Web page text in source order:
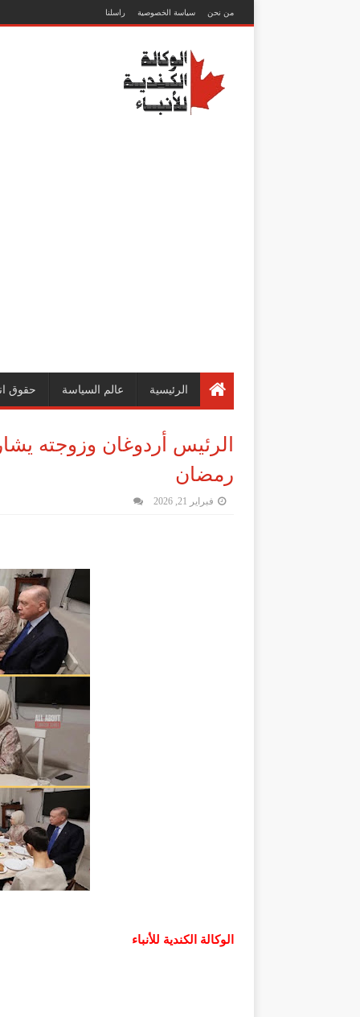
من نحن سياسة الخصوصية راسلنا
الرئيسية عالم السياسة حقوق
الرئيس أردوغان وزوجته
رمضان
فبراير 21, 2026
الوكالة الكندية للأنباء